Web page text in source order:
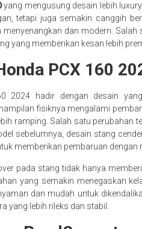
yang mengusung desain lebih
tetapi juga semakin canggih
menyenangkan dan modern.
yang memberikan kesan lebih
PCX 160
2024 hadir dengan desain
fisiknya mengalami
ramping. Salah satu perubahan
sebelumnya, desain stang
memberikan pembaruan dengan
pada stang tidak hanya
yang semakin menegaskan
dan mudah untuk
yang lebih rileks dan stabil.